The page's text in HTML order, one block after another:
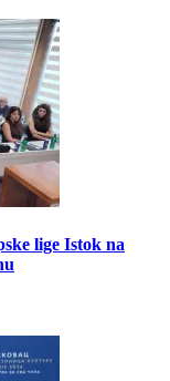
lige Istok na